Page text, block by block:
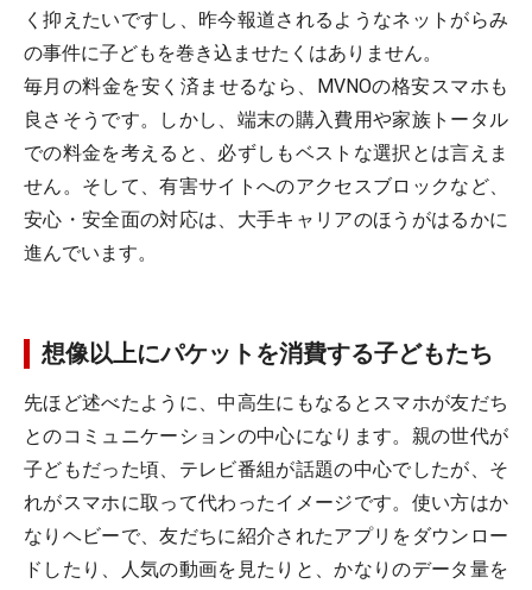
く抑えたいですし、昨今報道されるようなネットがらみ
の事件に子どもを巻き込ませたくはありません。
毎月の料金を安く済ませるなら、MVNOの格安スマホも
良さそうです。しかし、端末の購入費用や家族トータル
での料金を考えると、必ずしもベストな選択とは言えま
せん。そして、有害サイトへのアクセスブロックなど、
安心・安全面の対応は、大手キャリアのほうがはるかに
進んでいます。
想像以上にパケットを消費する子どもたち
先ほど述べたように、中高生にもなるとスマホが友だち
とのコミュニケーションの中心になります。親の世代が
子どもだった頃、テレビ番組が話題の中心でしたが、そ
れがスマホに取って代わったイメージです。使い方はか
なりヘビーで、友だちに紹介されたアプリをダウンロー
ドしたり、人気の動画を見たりと、かなりのデータ量を